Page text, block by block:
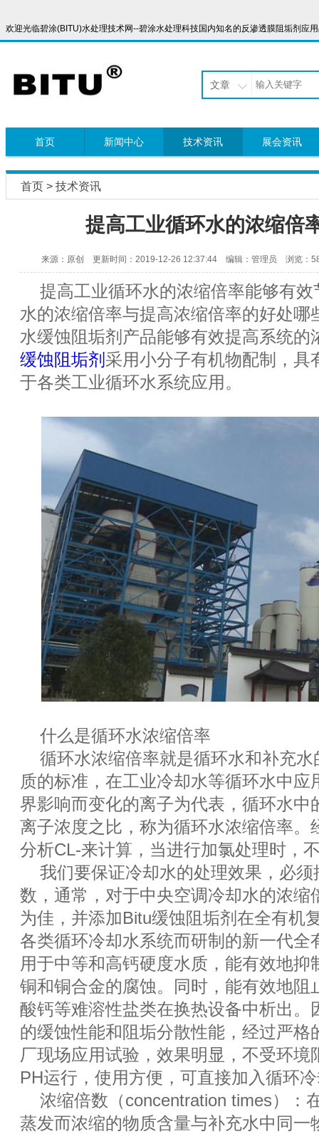
欢迎光临碧涂(BITU)水处理技术网--碧涂水处理科技国内知名的反渗透膜阻垢剂应
文章
首页 新闻中心 技术资讯 展会资讯
首页 > 技术资讯
提高工业循环水的浓缩倍
来源：原创 更新时间：2019-12-26 12:37:44 编辑：管理员 浏览：
提高工业循环水的浓缩倍率能够有
水的浓缩倍率与提高浓缩倍率的好处哪
水缓蚀阻垢剂产品能够有效提高系统的
缓蚀阻垢剂 采用小分子有机物配制，具
于各类工业循环水系统应用。
什么是循环水浓缩倍率
循环水浓缩倍率就是循环水和补充
质的标准，在工业冷却水等循环水中应
界影响而变化的离子为代表，循环水中
离子浓度之比，称为循环水浓缩倍率。
分析CL-来计算，当进行加氯处理时，
我们要保证冷却水的处理效果，必
数，通常，对于中央空调冷却水的浓缩
为佳，并添加Bitu缓蚀阻垢剂在全有机
各类循环冷却水系统而研制的新一代全
用于中等和高钙硬度水质，能有效地抑
铜和铜合金的腐蚀。同时，能有效地阻
酸钙等难溶性盐类在换热设备中析出。
的缓蚀性能和阻垢分散性能，经过严格
厂现场应用试验，效果明显，不受环境
PH运行，使用方便，可直接加入循环
浓缩倍数（concentration times）：
蒸发而浓缩的物质含量与补充水中同一